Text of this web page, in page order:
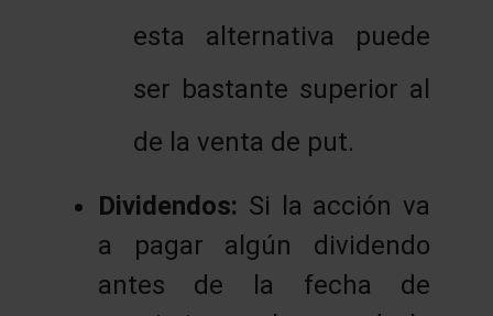
esta alternativa puede
ser bastante superior al
de la venta de put.
Dividendos: Si la acción va
a pagar algún dividendo
antes de la fecha de